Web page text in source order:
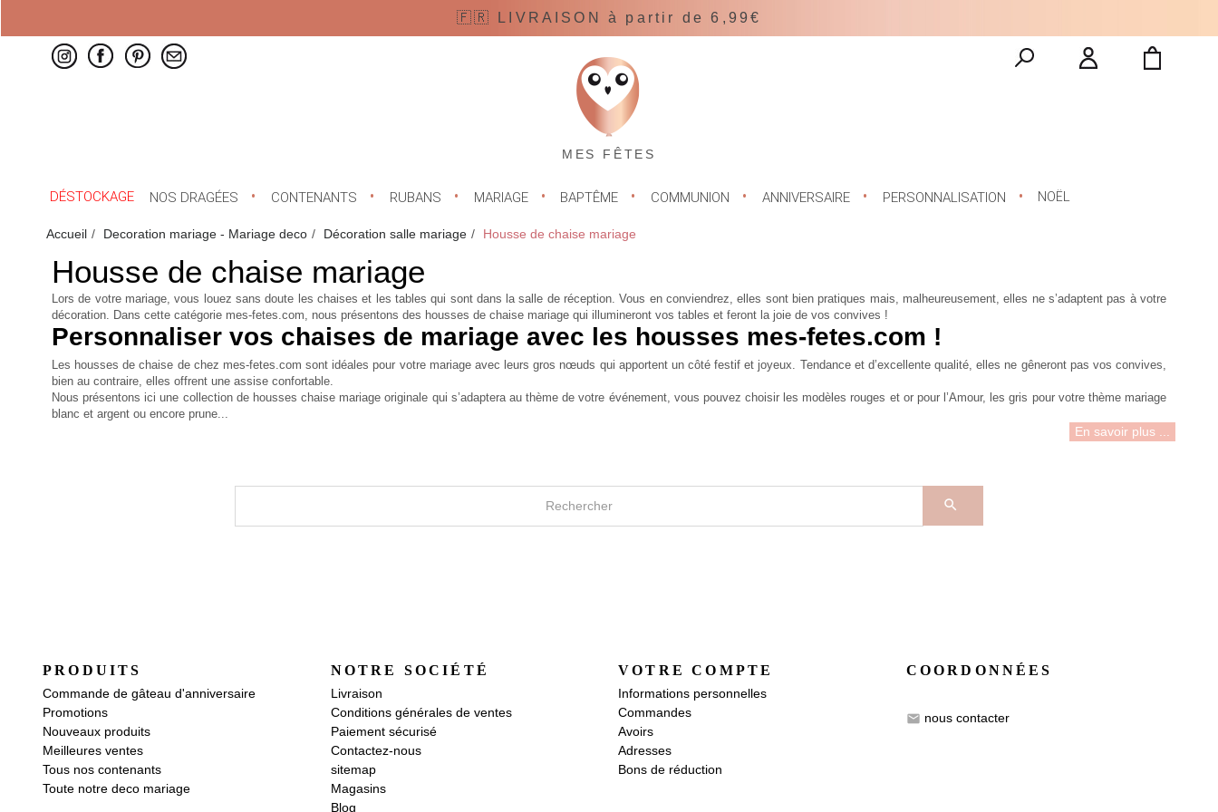
🇫🇷 LIVRAISON à partir de 6,99€
MES FÊTES
DÉSTOCKAGE NOS DRAGÉES CONTENANTS RUBANS MARIAGE BAPTÊME COMMUNION ANNIVERSAIRE PERSONNALISATION NOËL
Accueil Decoration mariage - Mariage deco Décoration salle mariage Housse de chaise mariage
Housse de chaise mariage
Lors de votre mariage, vous louez sans doute les chaises et les tables qui sont dans la salle de réception. Vous en conviendrez, elles sont bien pratiques mais, malheureusement, elles ne s’adaptent pas à votre
décoration. Dans cette catégorie mes-fetes.com, nous présentons des housses de chaise mariage qui illumineront vos tables et feront la joie de vos convives !
Personnaliser vos chaises de mariage avec les housses mes-fetes.com !
Les housses de chaise de chez mes-fetes.com sont idéales pour votre mariage avec leurs gros nœuds qui apportent un côté festif et joyeux. Tendance et d’excellente qualité, elles ne gêneront pas vos convives,
bien au contraire, elles offrent une assise confortable.
Nous présentons ici une collection de housses chaise mariage originale qui s’adaptera au thème de votre événement, vous pouvez choisir les modèles rouges et or pour l’Amour, les gris pour votre thème mariage
blanc et argent ou encore prune...
En savoir plus ...

PRODUITS
Commande de gâteau d'anniversaire
Promotions
Nouveaux produits
Meilleures ventes
Tous nos contenants
Toute notre deco mariage
NOTRE SOCIÉTÉ
Livraison
Conditions générales de ventes
Paiement sécurisé
Contactez-nous
sitemap
Magasins
Blog
VOTRE COMPTE
Informations personnelles
Commandes
Avoirs
Adresses
Bons de réduction
COORDONNÉES
email nous contacter